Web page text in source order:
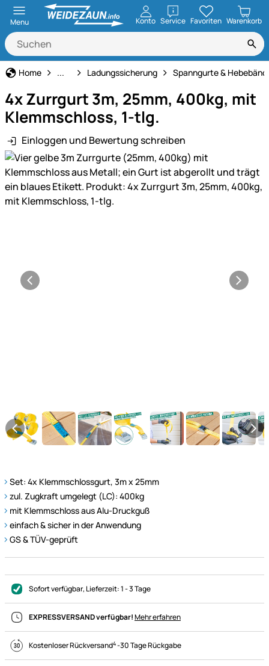
Menu Konto ServiceöffnenFavoriten Warenkorb
Home Haus und Hof
... Ladungssicherung Spanngurte &
4x Zurrgurt 3m, 25mm, 400kg, mit
Klemmschloss, 1-tlg.
Einloggen und Bewertung schreiben
Produktgalerie
Set: 4x Klemmschlossgurt, 3m x 25mm
zul. Zugkraft umgelegt (LC): 400kg
mit Klemmschloss aus Alu-Druckguß
einfach & sicher in der Anwendung
GS & TÜV-geprüft
Sofort verfügbar, Lieferzeit:1 - 3 Tage
EXPRESSVERSAND verfügbar!Mehr erfahren
Kostenloser Rückversand4-30 Tage Rückgabe